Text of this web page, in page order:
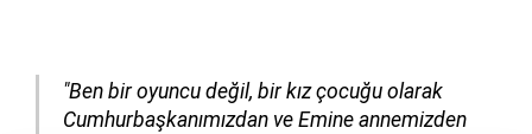
"Ben bir oyuncu değil, bir kız çocuğu olarak
Cumhurbaşkanımızdan ve Emine annemizden